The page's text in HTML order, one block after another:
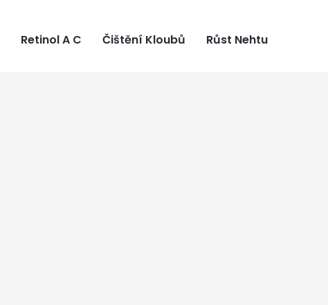
Retinol A C Čištění Kloubů Růst Nehtu